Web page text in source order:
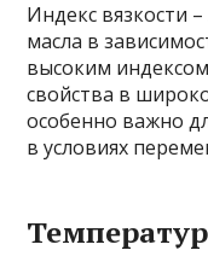
Индекс вязкости
масла в
высоким
свойства в
особенно важно
в условиях